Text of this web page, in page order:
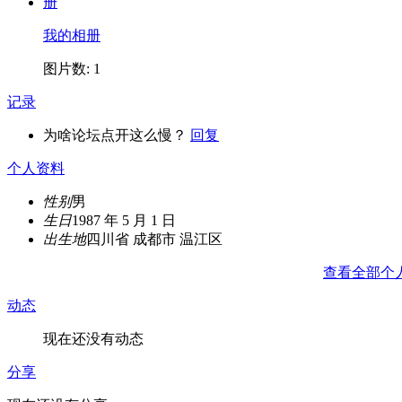
我的相册
图片数: 1
记录
为啥论坛点开这么慢？ 回复
个人资料
性别男
生日1987 年 5 月 1 日
出生地四川省 成都市 温江区
查看全部个
动态
现在还没有动态
分享